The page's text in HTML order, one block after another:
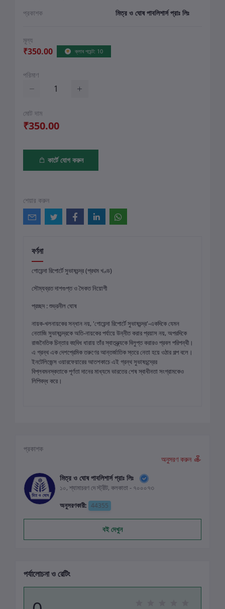
প্রকাশক
মিত্র ও ঘোষ পাবলিশার্স প্রাঃ লিঃ
মূল্য
₹350.00 ক্লাব পয়েন্ট: 10
পরিমাণ
মোট দাম
₹350.00
কার্টে যোগ করুন
শেয়ার করুন
বর্ণনা
গোয়েন্দা রিপোর্টে সুভাষচন্দ্র (প্রথম খণ্ড)
সৌম্যব্রত দাশগুপ্ত ও সৈকত নিয়োগী
প্রচ্ছদ : শুভ্রনীল ঘোষ
নায়ক-খলনায়কের সন্ধান নয়, 'গোয়েন্দা রিপোর্টে সুভাষচন্দ্র'-একদিকে যেমন
নেতাজি সুভাষচন্দ্রকে অতি-নায়কের পর্যায়ে উন্নীত করার প্রয়াস নয়, অপরদিকে
রাজনৈতিক চিন্তার বহুবিধ ধারায় তাঁর স্বাতন্ত্র্যকে বিলুপ্ত করারও প্রবল পরিপন্থী।
এ গ্রন্থ এক দেশপ্রেমিক তরুণের আন্তর্জাতিক স্তরে নেতা হয়ে ওঠার গল্প বলে।
ইনটেলিজেন্স ওয়ারফেয়ারের আতশকাচে এই গ্রন্থ সুভাষচন্দ্রের
বিপ্লবমনস্কতাকে পূর্ণতা দানের মাধ্যমে ভারতের শেষ স্বাধীনতা সংগ্রামকেও
লিপিবদ্ধ করে।
প্রকাশক
অনুসরণ করুন
মিত্র ও ঘোষ পাবলিশার্স প্রাঃ লিঃ
১০, শ্যামাচরণ দে স্ট্রীট, কলকাতা - ৭০০০৭৩
অনুসরণকারী: 44355
বই দেখুন
পর্যালোচনা ও রেটিং